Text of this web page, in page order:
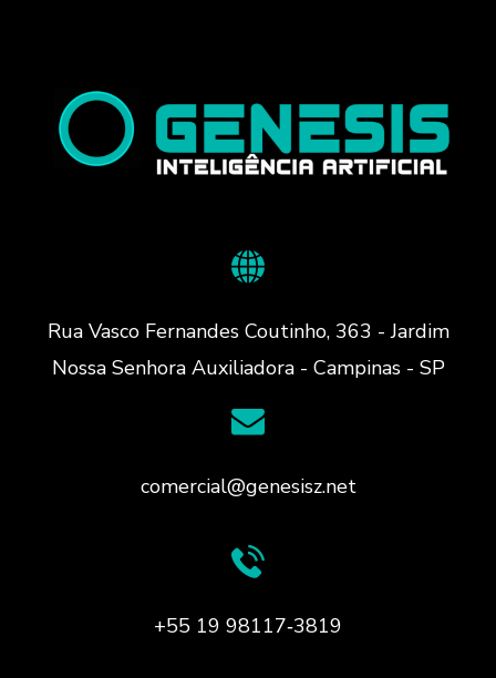
Rua Vasco Fernandes Coutinho, 363 - Jardim
Nossa Senhora Auxiliadora - Campinas - SP
comercial@genesisz.net
+55 19 98117‑3819